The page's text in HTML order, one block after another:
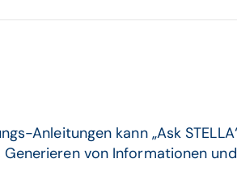
Anleitungen kann „Ask
von Informationen